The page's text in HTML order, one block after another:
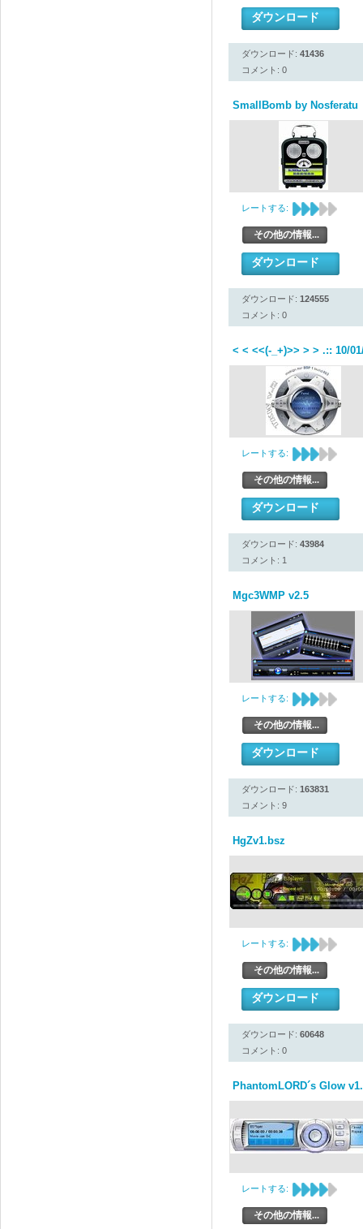
ダウンロード
ダウンロード: 41436
コメント: 0
SmallBomb by Nosferatu
レートする:
その他の情報...
ダウンロード
ダウンロード: 124555
コメント: 0
< < <<(-_+)>> > > .:: 10/
レートする:
その他の情報...
ダウンロード
ダウンロード: 43984
コメント: 1
Mgc3WMP v2.5
レートする:
その他の情報...
ダウンロード
ダウンロード: 163831
コメント: 9
HgZv1.bsz
レートする:
その他の情報...
ダウンロード
ダウンロード: 60648
コメント: 0
PhantomLORD´s Glow
レートする:
その他の情報...